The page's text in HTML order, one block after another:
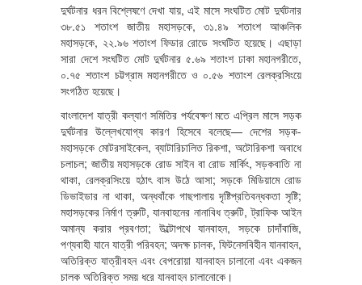
দুর্ঘটনার ধরন বিশ্লেষণে দেখা যায়, এই মাসে সংঘটিত মোট দুর্ঘটনার
৩৮.৫১ শতাংশ জাতীয় মহাসড়কে, ৩১.৪৯ শতাংশ আঞ্চলিক
মহাসড়কে, ২২.৯৬ শতাংশ ফিডার রোডে সংঘটিত হয়েছে। এছাড়া
সারা দেশে সংঘটিত মোট দুর্ঘটনার ৫.৬৯ শতাংশ ঢাকা মহানগরীতে,
০.৭৫ শতাংশ চট্টগ্রাম মহানগরীতে ও ০.৫৬ শতাংশ রেলক্রসিংয়ে
সংগঠিত হয়েছে।
বাংলাদেশ যাত্রী কল্যাণ সমিতির পর্যবেক্ষণ মতে এপ্রিল মাসে সড়ক
দুর্ঘটনার উল্লেখযোগ্য কারণ হিসেবে বলেছে— দেশের সড়ক-
মহাসড়কে মোটরসাইকেল, ব্যাটারিচালিত রিকশা, অটোরিকশা অবাধে
চলাচল; জাতীয় মহাসড়কে রোড সাইন বা রোড মার্কিং, সড়কবাতি না
থাকা, রেলক্রসিংয়ে হঠাৎ বাস উঠে আসা; সড়কে মিডিয়ামে রোড
ডিভাইডার না থাকা, অন্ধবাঁকে গাছপালায় দৃষ্টিপ্রতিবন্ধকতা সৃষ্টি;
মহাসড়কের নির্মাণ ত্রুটি, যানবাহনের নানাবিধ ত্রুটি, ট্রাফিক আইন
অমান্য করার প্রবণতা; উল্টোপথে যানবাহন, সড়কে চাদাঁবাজি,
পণ্যবাহী যানে যাত্রী পরিবহন; অদক্ষ চালক, ফিটনেসবিহীন যানবাহন,
অতিরিক্ত যাত্রীবহন এবং বেপরোয়া যানবাহন চালানো এবং একজন
চালক অতিরিক্ত সময় ধরে যানবাহন চালানোকে।